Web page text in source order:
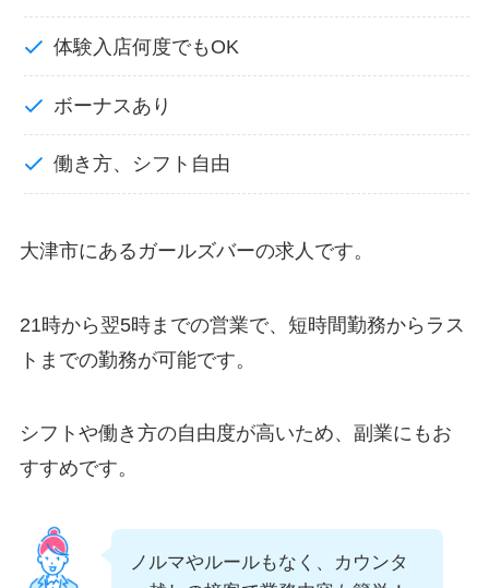
体験入店何度でもOK
ボーナスあり
働き方、シフト自由
大津市にあるガールズバーの求人です。
21時から翌5時までの営業で、短時間勤務からラス
トまでの勤務が可能です。
シフトや働き方の自由度が高いため、副業にもお
すすめです。
ノルマやルールもなく、カウンタ